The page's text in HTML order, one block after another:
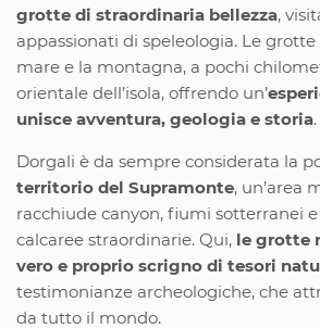
grotte di straordinaria bellezza,
appassionati di speleologia. Le grotte
mare e la montagna, a pochi
orientale dell’isola, offrendo un’
unisce avventura, geologia e storia.
Dorgali è da sempre considerata la
territorio del Supramonte, un’area
racchiude canyon, fiumi sotterranei
calcaree straordinarie. Qui, le grotte
vero e proprio scrigno di tesori
testimonianze archeologiche, che
da tutto il mondo.